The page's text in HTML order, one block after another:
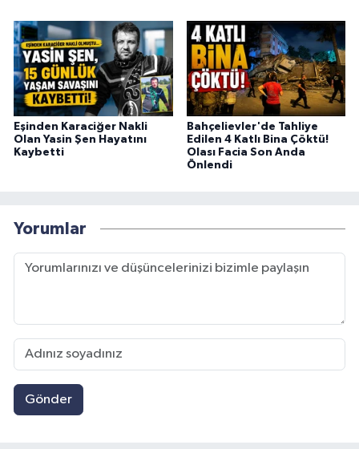
Eşinden Karaciğer Nakli
Olan Yasin Şen Hayatını
Kaybetti
Bahçelievler'de Tahliye
Edilen 4 Katlı Bina Çöktü!
Olası Facia Son Anda
Önlendi
Yorumlar
Gönder